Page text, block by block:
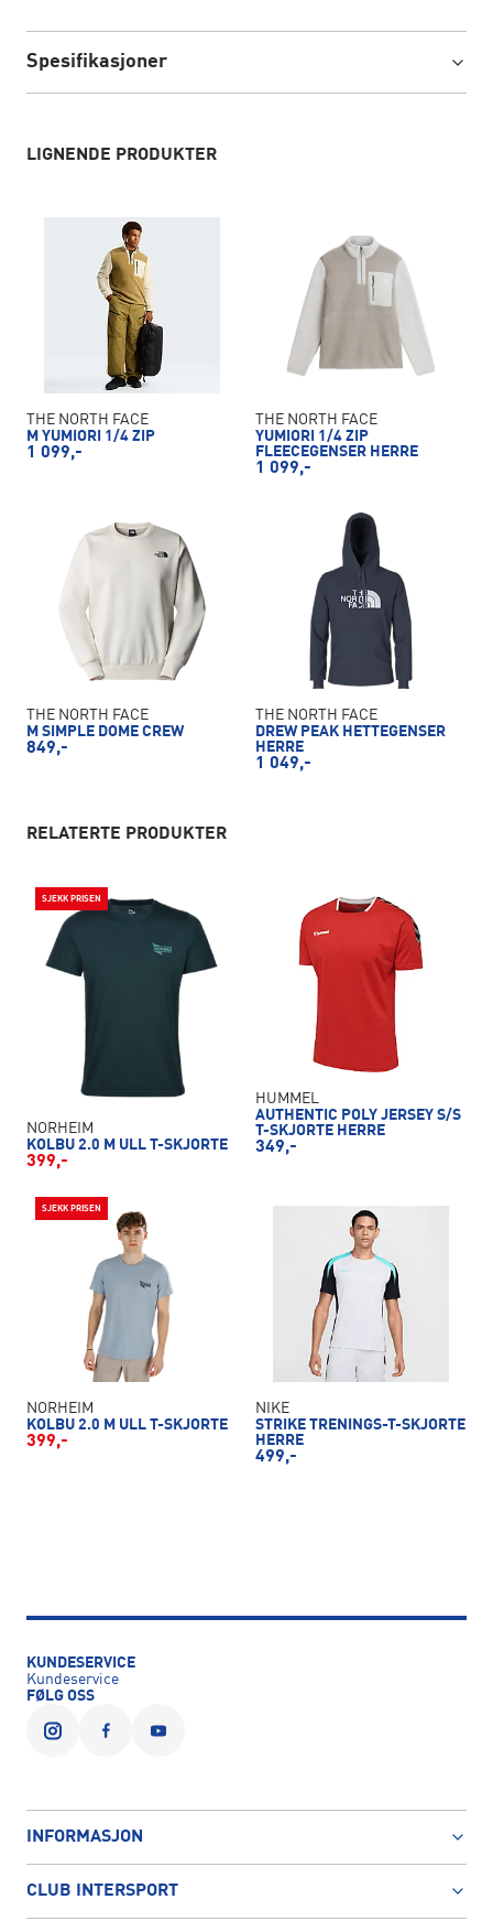
Spesifikasjoner
LIGNENDE PRODUKTER
THE NORTH FACE
M YUMIORI 1/4 ZIP
1 099,-
THE NORTH FACE
YUMIORI 1/4 ZIP
FLEECEGENSER HERRE
1 099,-
THE NORTH FACE
M SIMPLE DOME CREW
849,-
THE NORTH FACE
DREW PEAK HETTEGENSER
HERRE
1 049,-
RELATERTE PRODUKTER
SJEKK PRISEN
NORHEIM
KOLBU 2.0 M ULL T-SKJORTE
399,-
HUMMEL
AUTHENTIC POLY JERSEY S/S
T-SKJORTE HERRE
349,-
SJEKK PRISEN
NORHEIM
KOLBU 2.0 M ULL T-SKJORTE
399,-
NIKE
STRIKE TRENINGS-T-SKJORTE
HERRE
499,-
KUNDESERVICE
Kundeservice
FØLG OSS
INFORMASJON
CLUB INTERSPORT